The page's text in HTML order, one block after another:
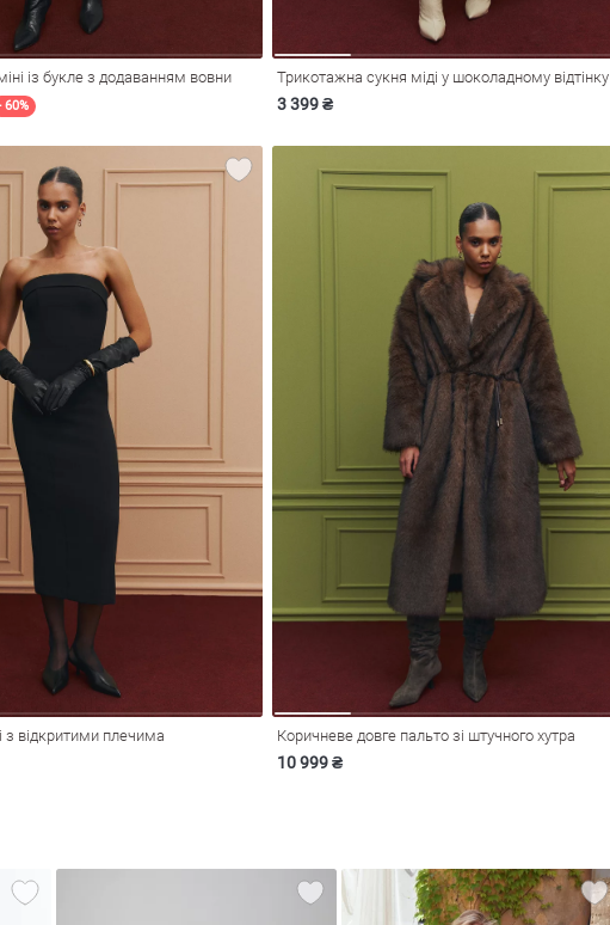
із букле з додаванням вовни
60%
Трикотажна сукня міді у шоколадному відтінку
3 399 ₴
з відкритими плечима Коричневе довге пальто зі штучного хутра
10 999 ₴